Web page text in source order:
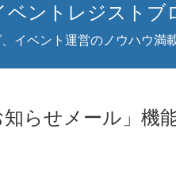
ベントレジストブ
イベント運営のノウハウ満
らせメール」機